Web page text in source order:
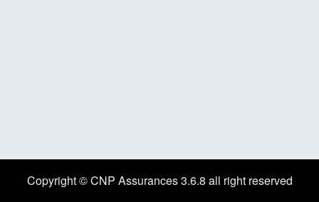
Copyright © CNP Assurances 3.6.8 all right reserved